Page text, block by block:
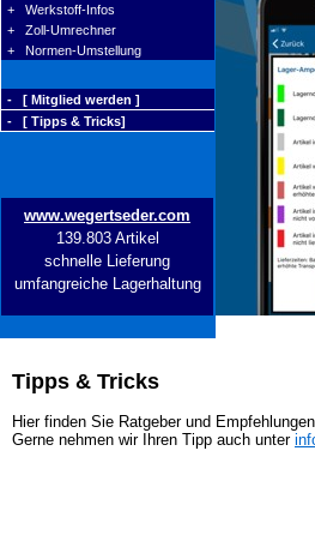
+ Werkstoff-Infos
+ Zoll-Umrechner
+ Normen-Umstellung
- [ Mitglied werden ]
- [ Tipps & Tricks]
www.wegertseder.com
139.803 Artikel
schnelle Lieferung
umfangreiche Lagerhaltung
Tipps & Tricks
Hier finden Sie Ratgeber und
Gerne nehmen wir Ihren Tipp auch unter